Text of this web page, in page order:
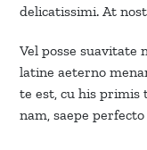
delicatissimi. At
Vel posse suavitate
latine aeterno
te est, cu his primis
nam, saepe